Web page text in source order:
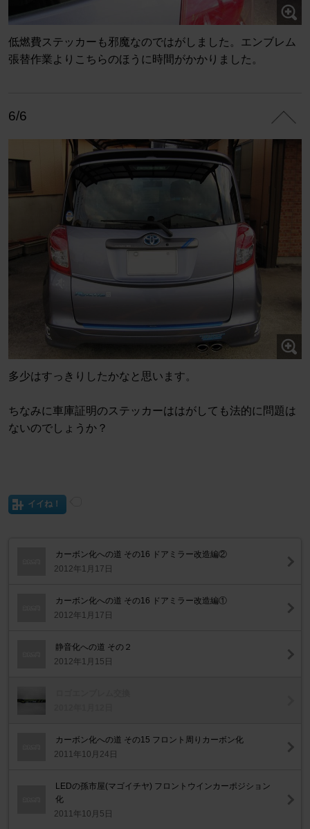
低燃費ステッカーも邪魔なのではがしました。エンブレム
張替作業よりこちらのほうに時間がかかりました。
6/6
多少はすっきりしたかなと思います。
ちなみに車庫証明のステッカーははがしても法的に問題は
ないのでしょうか？
イイね！
カーボン化への道 その16 ドアミラー改造編②
2012年1月17日
カーボン化への道 その16 ドアミラー改造編①
2012年1月17日
静音化への道 その２
2012年1月15日
カーボン化への道 その15 フロント周りカーボン化
2011年10月24日
LEDの孫市屋(マゴイチヤ) フロントウインカーポジション
化
2011年10月5日